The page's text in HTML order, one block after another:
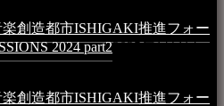
創造都市ISHIGAKI推進フォー
2024 part22025年1月1日 -
創造都市ISHIGAKI推進フォー